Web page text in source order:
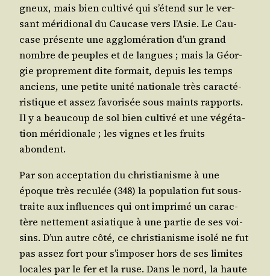
gneux, mais bien culti­vé qui s’é­tend sur le ver­
sant méri­dio­nal du Cau­case vers l’A­sie. Le Cau­
case pré­sente une agglo­mé­ra­tion d’un grand
nombre de peuples et de langues ; mais la Géor­
gie pro­pre­ment dite for­mait, depuis les temps
anciens, une petite uni­té natio­nale très carac­té­
ris­tique et assez favo­ri­sée sous maints rap­ports.
Il y a beau­coup de sol bien culti­vé et une végé­ta­
tion méri­dio­nale ; les vignes et les fruits
abondent.
Par son accep­ta­tion du chris­tia­nisme à une
époque très recu­lée (348) la popu­la­tion fut sous­
traite aux influences qui ont impri­mé un carac­
tère net­te­ment asia­tique à une par­tie de ses voi­
sins. D’un autre côté, ce chris­tia­nisme iso­lé ne fut
pas assez fort pour s’im­po­ser hors de ses limites
locales par le fer et la ruse. Dans le nord, la haute